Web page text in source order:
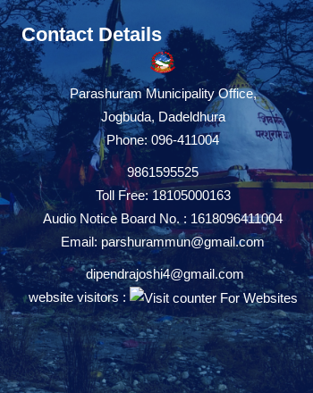
Contact Details
Parashuram Municipality Office,
Jogbuda, Dadeldhura
Phone: 096-411004
9861595525
Toll Free: 18105000163
Audio Notice Board No. : 1618096411004
Email: parshurammun@gmail.com
dipendrajoshi4@gmail.com
website visitors :